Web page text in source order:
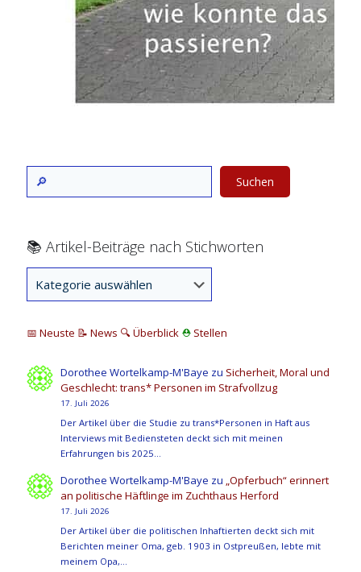
Suchen
📚 Artikel-Beiträge nach Stichworten
📅 Neuste 📝 News 🔍 Überblick ⛑ Stellen
Dorothee Wortelkamp-M'Baye zu Sicherheit, Moral und
Geschlecht: trans* Personen im Strafvollzug
17. Juli 2026
Der Artikel über die Studie zu trans*Personen in Haft aus
Interviews mit Bediensteten deckt sich mit meinen
Erfahrungen bis 2025…
Dorothee Wortelkamp-M'Baye zu „Opferbuch“ erinnert
an politische Häftlinge im Zuchthaus Herford
17. Juli 2026
Der Artikel über die politischen Inhaftierten deckt sich mit
Berichten meiner Oma, geb. 1903 in Ostpreußen, lebte mit
meinem Opa,…